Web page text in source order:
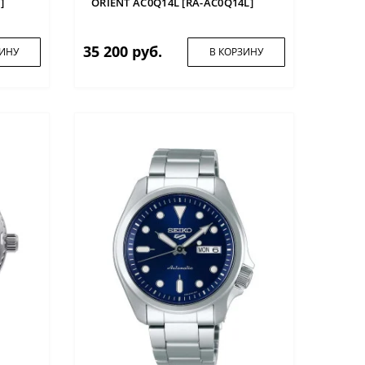
35 200 руб. В КОРЗИНУ